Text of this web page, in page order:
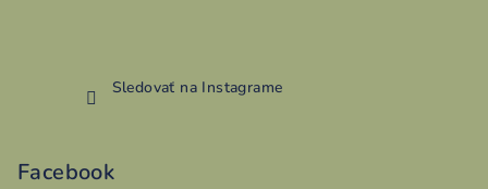
Sledovať na Instagrame
Facebook